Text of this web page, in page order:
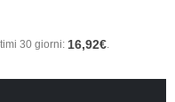
30 giorni: 16,92€.